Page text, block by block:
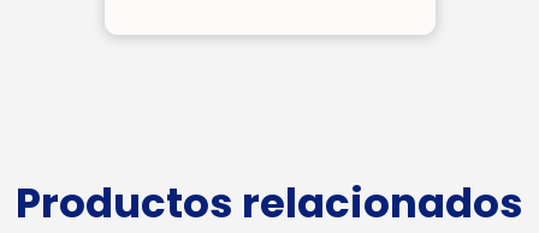
Productos relacionados